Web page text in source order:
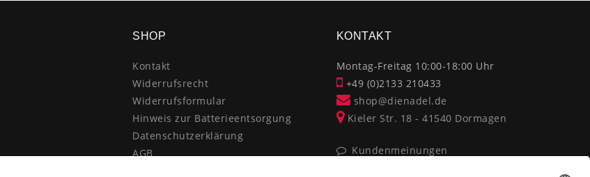
SHOP
Kontakt
Widerrufsrecht
Widerrufsformular
Hinweis zur Batterieentsorgung
Datenschutzerklärung
AGB
KONTAKT
Montag-Freitag 10:00-18:00 Uhr
+49 (0)2133 210433
shop@dienadel.de
Kieler Str. 18 - 41540 Dormagen
Kundenmeinungen